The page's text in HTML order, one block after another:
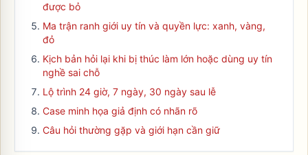
được bỏ
Ma trận ranh giới uy tín và quyền lực: xanh, vàng,
đỏ
Kịch bản hỏi lại khi bị thúc làm lớn hoặc dùng uy tín
nghề sai chỗ
Lộ trình 24 giờ, 7 ngày, 30 ngày sau lễ
Case minh họa giả định có nhãn rõ
Câu hỏi thường gặp và giới hạn cần giữ